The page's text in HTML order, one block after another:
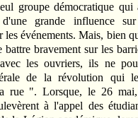
groupe démocratique
grande influence
les événements. Mais, bien
battre bravement sur les
les ouvriers, ils ne
de la révolution qui
rue ". Lorsque, le 26
à l'appel des